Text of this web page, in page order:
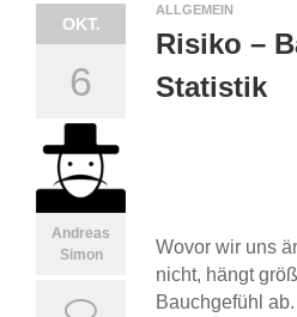
OKT.
6
Andreas
Simon
ALLGEMEIN
Risiko –
Statistik
Wovor wir uns
nicht, hängt
Bauchgefühl